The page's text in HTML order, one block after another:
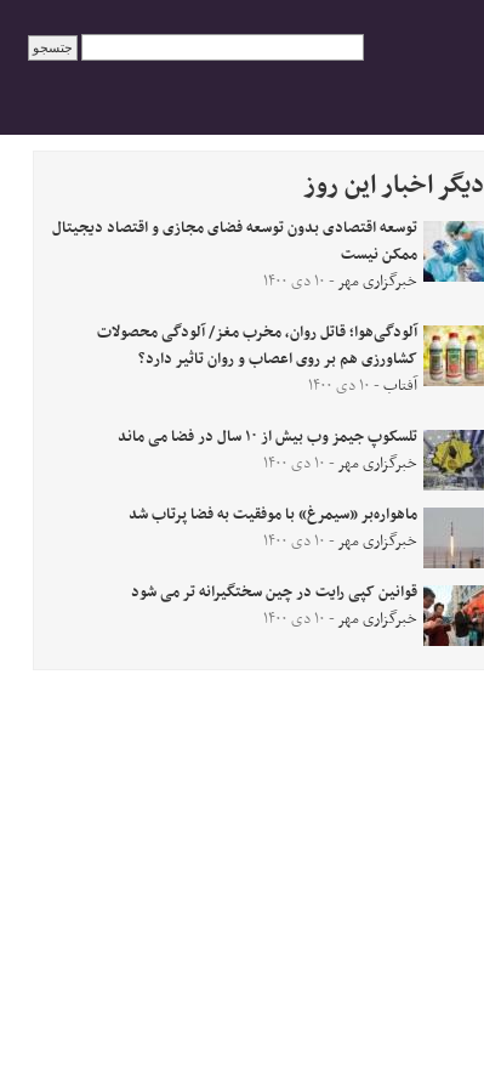
دیگر اخبار این روز
توسعه اقتصادی بدون توسعه فضای مجازی و اقتصاد دیجیتال
ممکن نیست
خبرگزاری مهر- ۱۰ دی ۱۴۰۰
آلودگی‌هوا؛ قاتل روان، مخرب مغز/ آلودگی محصولات
کشاورزی هم بر روی اعصاب و روان تاثیر دارد؟
آفتاب- ۱۰ دی ۱۴۰۰
تلسکوپ جیمز وب بیش از ۱۰ سال در فضا می ماند
خبرگزاری مهر- ۱۰ دی ۱۴۰۰
ماهواره‌بر «سیمرغ» با موفقیت به فضا پرتاب شد
خبرگزاری مهر- ۱۰ دی ۱۴۰۰
قوانین کپی رایت در چین سختگیرانه تر می شود
خبرگزاری مهر- ۱۰ دی ۱۴۰۰